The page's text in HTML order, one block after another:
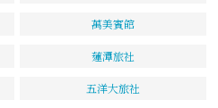
萬美賓館
蓮潭旅社
五洋大旅社